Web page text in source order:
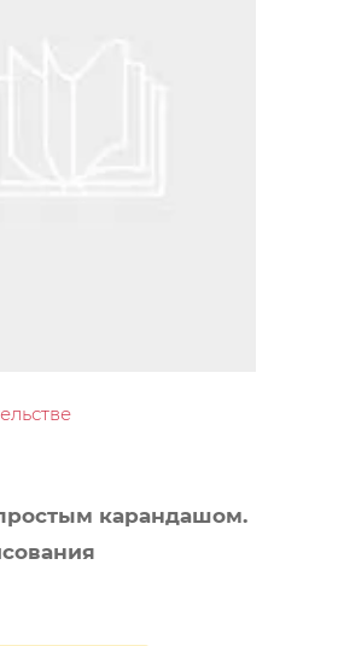
карандашом.